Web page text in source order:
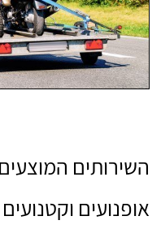
השירותים
אופנועים